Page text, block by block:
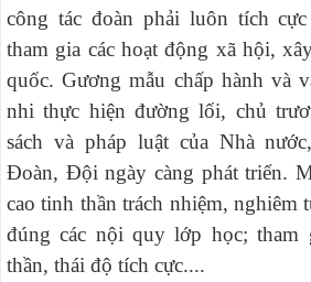
công tác đoàn phải luôn tích
tham gia các hoạt động xã hội,
quốc. Gương mẫu chấp hành và
nhi thực hiện đường lối, chủ
sách và pháp luật của Nhà
Đoàn, Đội ngày càng phát triển.
cao tinh thần trách nhiệm, nghiêm
đúng các nội quy lớp học;tham
thần, thái độ tích cực....